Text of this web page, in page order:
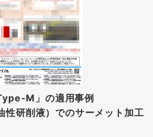
M」の適用事例
性研削液）でのサーメット加工